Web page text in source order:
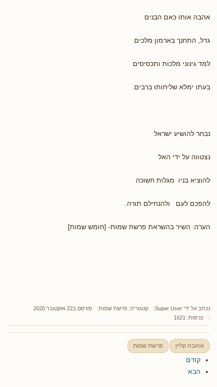
אהבה אותו כאם הבנים
גדל, התחנך בארמון מלכים
למד גינוני מלכות ותכסיסים
בעתו ימלא שליחותו ברבים.
נבחר להושיע ישראל
נצטווה על ידי האל
להוציא בניו מגלות חשוכה
להפכם לעם ולהנחילם תורה.
הערה: השיר בהשראת פרשת שמות- [חומש שמות]
נכתב על ידי Super User קטגוריה: פרשת שמות
פורסם ב22 אוקטובר 2020
כניסות: 1621
אהובה קליין פרשת שמות
קודם
הבא